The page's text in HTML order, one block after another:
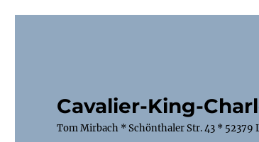
Cavalier-King-
Tom Mirbach * Schönthaler Str. 43 *